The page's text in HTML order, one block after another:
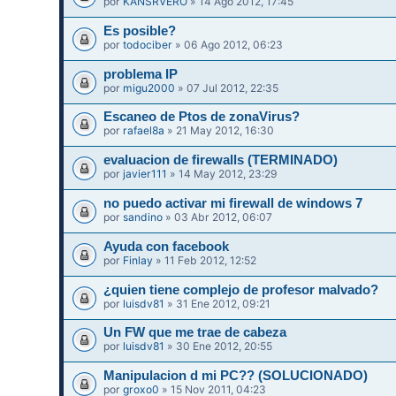
Es posible?
portodociber » 06 Ago 2012, 06:23
problema IP
por migu2000 » 07 Jul 2012, 22:35
Escaneo de Ptos de zonaVirus?
por rafael8a » 21 May 2012, 16:30
evaluacion de firewalls (TERMINADO)
porjavier111 » 14 May 2012, 23:29
no puedo activar mi firewall de windows 7
porsandino » 03 Abr 2012, 06:07
Ayuda con facebook
por Finlay » 11 Feb 2012, 12:52
¿quien tiene complejo de profesor malvado?
por luisdv81 » 31 Ene 2012, 09:21
Un FW que me trae de cabeza
por luisdv81 » 30 Ene 2012, 20:55
Manipulacion d mi PC?? (SOLUCIONADO)
porgroxo0 » 15 Nov 2011, 04:23